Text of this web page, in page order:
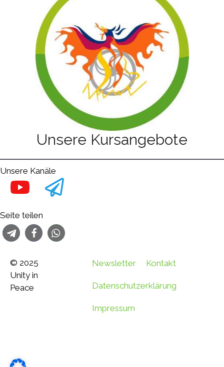
Unsere Kursangebote
Unsere Kanäle
Seite teilen
© 2025
Unity in
Peace
Newsletter Kontakt
Datenschutzerklärung
Impressum